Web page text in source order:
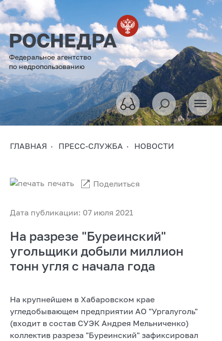
Федеральное агентство
по недропользованию
ГЛАВНАЯ ПРЕСС-СЛУЖБА НОВОСТИ
Дата публикации: 07 июля 2021
печать Поделиться
На разрезе "Буреинский"
угольщики добыли миллион
тонн угля с начала года
На крупнейшем в Хабаровском крае
угледобывающем предприятии АО "Ургалуголь"
(входит в состав СУЭК Андрея Мельниченко)
коллектив разреза "Буреинский" зафиксировал